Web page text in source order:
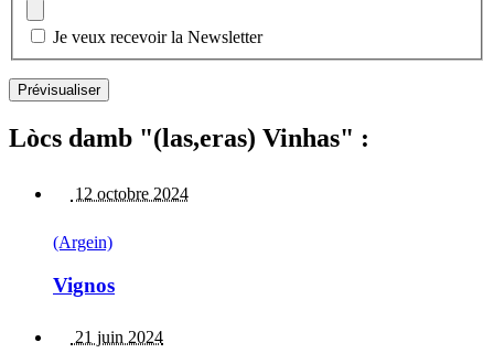
Je veux recevoir la Newsletter
Lòcs damb "(las,eras) Vinhas" :
12 octobre 2024
(Argein)
Vignos
21 juin 2024